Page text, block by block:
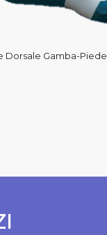
Dorsale Gamba-